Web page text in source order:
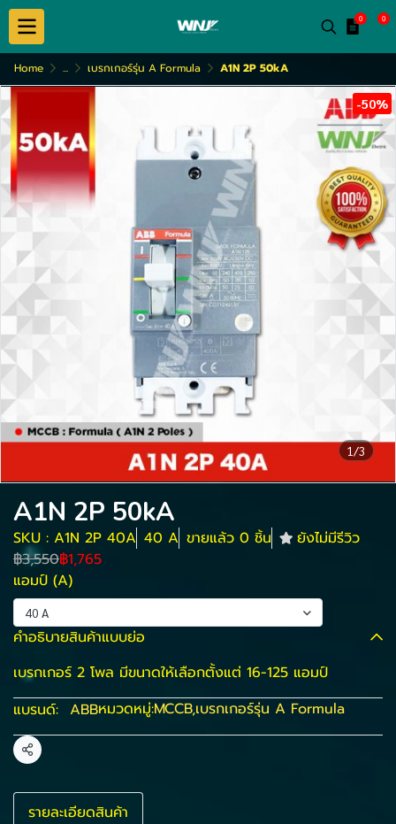
0 0
Home ... เบรกเกอร์รุ่น A Formula A1N 2P 50kA
1/3
-50%
A1N 2P 50kA
SKU : A1N 2P 40A 40 A ขายแล้ว 0 ชิ้น
ยังไม่มีรีวิว
฿3,550฿1,765
แอมป์ (A)
40 A
คำอธิบายสินค้าแบบย่อ
เบรกเกอร์ 2 โพล มีขนาดให้เลือกตั้งแต่ 16-125 แอมป์
แบรนด์: ABBหมวดหมู่:MCCB,เบรกเกอร์รุ่น A Formula
แชร์
รายละเอียดสินค้า